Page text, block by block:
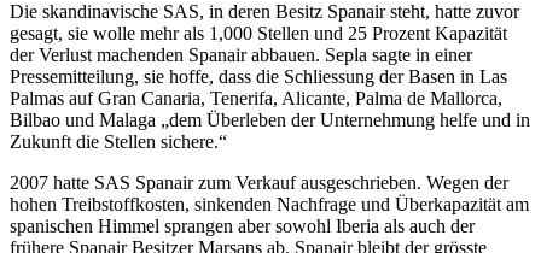
Die skandinavische SAS, in deren Besitz Spanair steht, hatte zuvor
gesagt, sie wolle mehr als 1,000 Stellen und 25 Prozent Kapazität
der Verlust machenden Spanair abbauen. Sepla sagte in einer
Pressemitteilung, sie hoffe, dass die Schliessung der Basen in Las
Palmas auf Gran Canaria, Tenerifa, Alicante, Palma de Mallorca,
Bilbao und Malaga „dem Überleben der Unternehmung helfe und in
Zukunft die Stellen sichere.“
2007 hatte SAS Spanair zum Verkauf ausgeschrieben. Wegen der
hohen Treibstoffkosten, sinkenden Nachfrage und Überkapazität am
spanischen Himmel sprangen aber sowohl Iberia als auch der
frühere Spanair Besitzer Marsans ab. Spanair bleibt der grösste